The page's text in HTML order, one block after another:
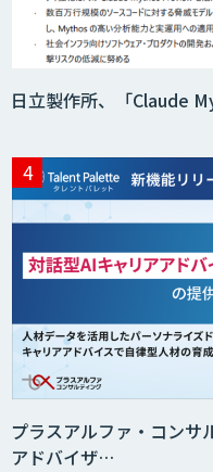
日立製作所、「Claude
プラスアルファ・コンサ
アドバイザ…